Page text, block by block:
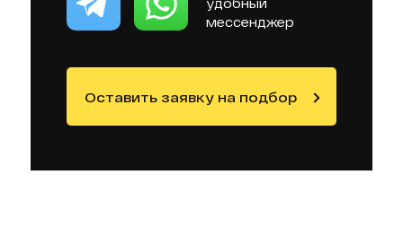
удобный
мессенджер
Оставить заявку на подбор